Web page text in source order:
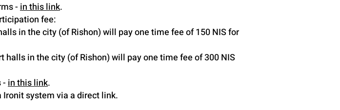
-in this link.
fee:
in the city (of Rishon) will pay one time fee of 150 NIS for
halls in the city (of Rishon) will pay one time fee of 300 NIS
-in this link.
system via a direct link.